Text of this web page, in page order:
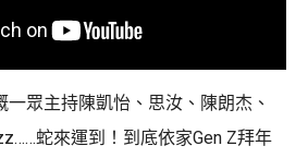
眾主持陳凱怡、思汝、陳朗杰、
蛇來運到！到底依家Gen Z拜年